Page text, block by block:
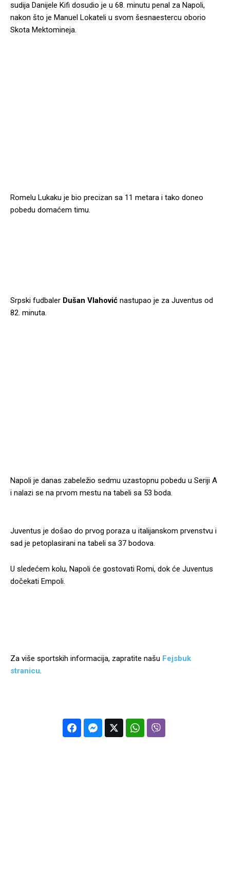
sudija Danijele Kifi dosudio je u 68. minutu penal za Napoli,
nakon što je Manuel Lokateli u svom šesnaestercu oborio
Skota Mektomineja.
Romelu Lukaku je bio precizan sa 11 metara i tako doneo
pobedu domaćem timu.
Srpski fudbaler Dušan Vlahović nastupao je za Juventus od
82. minuta.
Napoli je danas zabeležio sedmu uzastopnu pobedu u Seriji A
i nalazi se na prvom mestu na tabeli sa 53 boda.
Juventus je došao do prvog poraza u italijanskom prvenstvu i
sad je petoplasirani na tabeli sa 37 bodova.
U sledećem kolu, Napoli će gostovati Romi, dok će Juventus
dočekati Empoli.
Za više sportskih informacija, zapratite našu Fejsbuk
stranicu.